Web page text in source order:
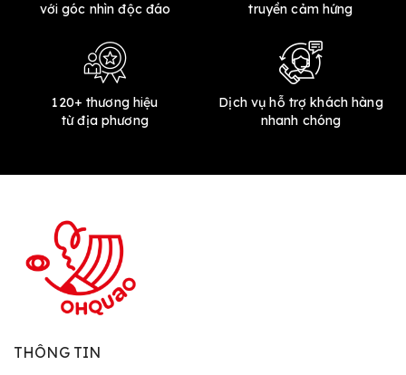
với góc nhìn độc đáo
truyền cảm hứng
120+ thương hiệu
từ địa phương
Dịch vụ hỗ trợ khách hàng
nhanh chóng
THÔNG TIN